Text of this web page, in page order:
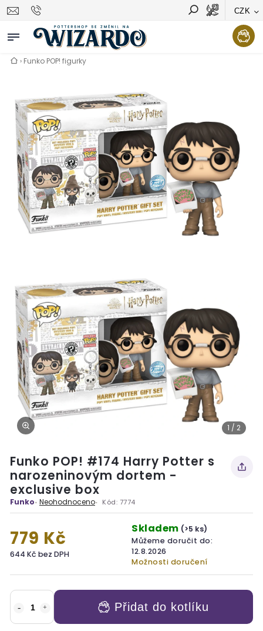
CZK
Vyhledávání Hledat
› Funko POP! figurky
1 / 2
Funko POP! #174 Harry Potter s
narozeninovým dortem -
exclusive box
Funko Neohodnoceno Kód: 7774
779 Kč
644 Kč bez DPH
Skladem (>5 ks)
Můžeme doručit do:
12.8.2026
Možnosti doručení
Přidat do kotlíku